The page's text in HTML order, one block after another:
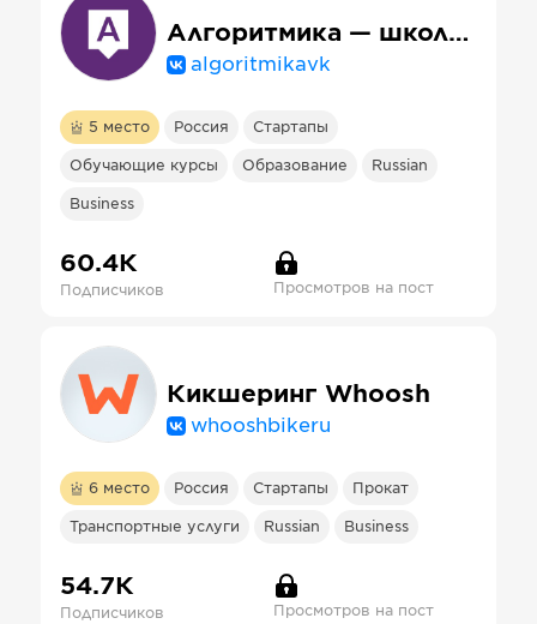
Алгоритмика — школа программирования для детей
algoritmikavk
5 место Россия Стартапы
Обучающие курсы Образование Russian
Business
60.4К
Подписчиков Просмотров на пост
Кикшеринг Whoosh
whooshbikeru
6 место Россия Стартапы Прокат
Транспортные услуги Russian Business
54.7К
Подписчиков Просмотров на пост